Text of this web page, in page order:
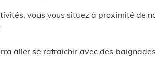
vous vous situez à proximité de
aller se rafraichir avec des